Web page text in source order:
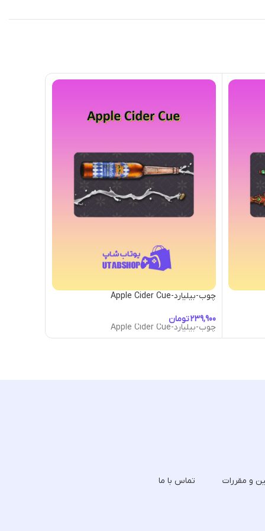
چوب-بیلیارد-Apple Cider Cue
تومان
چوب-بیلیارد-Apple Cider Cue
و مقررات تماس با ما